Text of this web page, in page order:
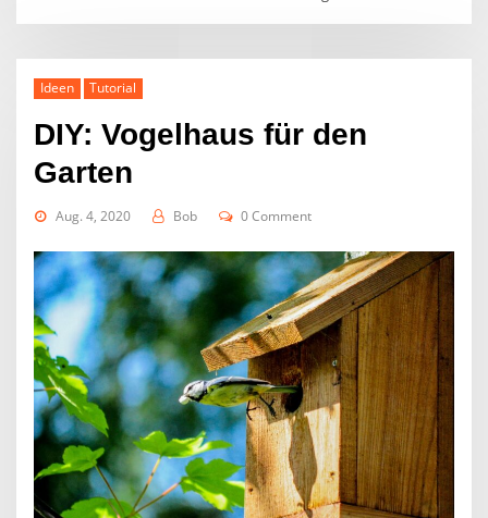
Ideen Tutorial
DIY: Vogelhaus für den
Garten
Aug. 4, 2020 Bob 0 Comment